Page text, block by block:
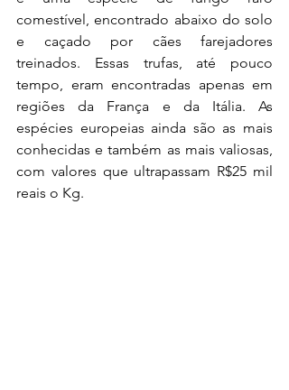
comestível, encontrado abaixo do solo
e caçado por cães farejadores
treinados. Essas trufas, até pouco
tempo, eram encontradas apenas em
regiões da França e da Itália. As
espécies europeias ainda são as mais
conhecidas e também as mais valiosas,
com valores que ultrapassam R$25 mil
reais o Kg.